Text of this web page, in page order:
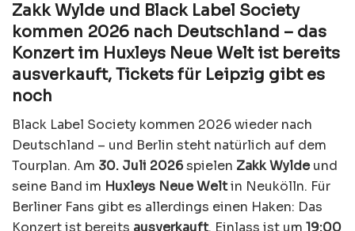
Zakk Wylde und Black Label Society
kommen 2026 nach Deutschland – das
Konzert im Huxleys Neue Welt ist bereits
ausverkauft, Tickets für Leipzig gibt es
noch
Black Label Society kommen 2026 wieder nach
Deutschland – und Berlin steht natürlich auf dem
Tourplan. Am 30. Juli 2026spielen Zakk Wyldeund
seine Band im Huxleys Neue Weltin Neukölln. Für
Berliner Fans gibt es allerdings einen Haken: Das